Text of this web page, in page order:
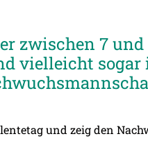
zwischen 7 und
vielleicht sogar
und zeig den